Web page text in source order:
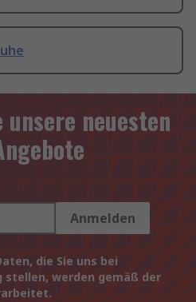
neuesten
Anmelden
die Sie uns bei
stellen, werden gemäß der